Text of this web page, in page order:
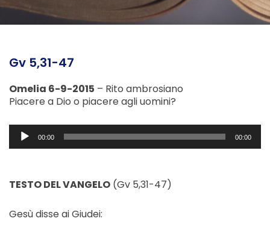
Gv 5,31-47
Omelia 6-9-2015 – Rito ambrosiano
Piacere a Dio o piacere agli uomini?
Audio
Player00:00 00:00
TESTO DEL VANGELO (Gv 5,31-47)
Gesù disse ai Giudei: